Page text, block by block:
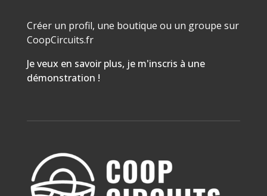
Créer un profil, une boutique ou un groupe sur
CoopCircuits.fr
Je veux en savoir plus, je m'inscris à une
démonstration !